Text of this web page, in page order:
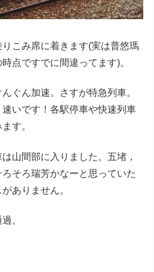
こみ席に着きます(実は普悠瑪
点ですでに間違ってます)。
ぐん加速。さすが特急列車。
いです！各駅停車や快速列車
す。
山間部に入りました。五堵，
そろ瑞芳かなーと思っていた
ありません。
。